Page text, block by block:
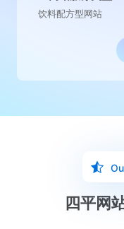
水处理营销型网站
四平网